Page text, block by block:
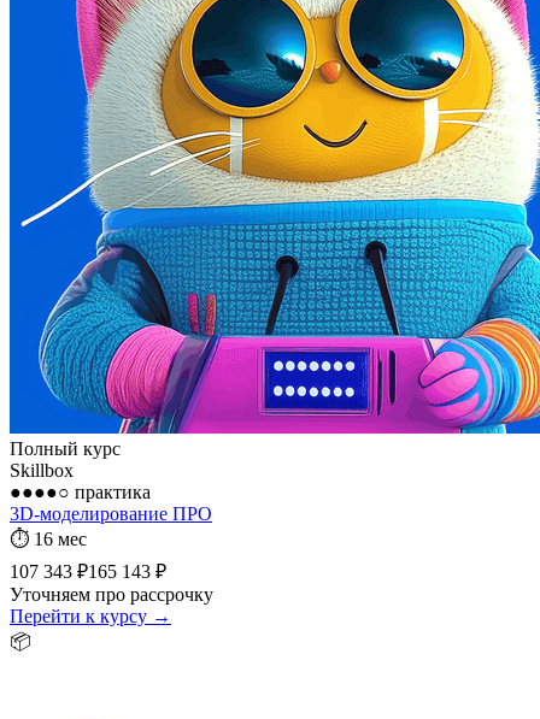
Полный курс
Skillbox
●●●●○ практика
3D-моделирование ПРО
⏱ 16 мес
107 343 ₽165 143 ₽
Уточняем про рассрочку
Перейти к курсу →
📦